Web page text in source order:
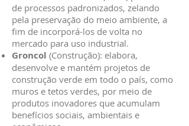
de processos padronizados, zelando
pela preservação do meio ambiente, a
fim de incorporá-los de volta no
mercado para uso industrial.
Groncol (Construção): elabora,
desenvolve e mantém projetos de
construção verde em todo o país, como
muros e tetos verdes, por meio de
produtos inovadores que acumulam
benefícios sociais, ambientais e